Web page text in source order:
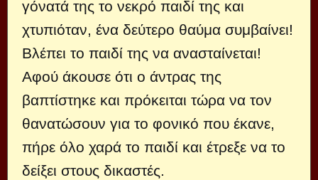
γόνατά της το νεκρό παιδί της και
χτυπιόταν, ένα δεύτερο θαύμα συμβαίνει!
Βλέπει το παιδί της να ανασταίνεται!
Αφού άκουσε ότι ο άντρας της
βαπτίστηκε και πρόκειται τώρα να τον
θανατώσουν για το φονικό που έκανε,
πήρε όλο χαρά το παιδί και έτρεξε να το
δείξει στους δικαστές.